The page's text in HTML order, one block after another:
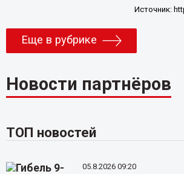
Источник:
Еще в рубрике
Новости партнёров
ТОП новостей
05.8.2026 09:20